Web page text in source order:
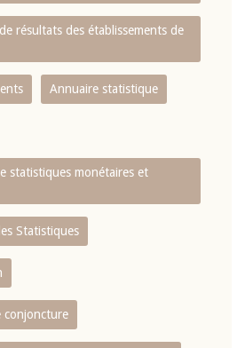
résultats des établissements de
Annuaire statistique
statistiques monétaires et
Statistiques
conjoncture